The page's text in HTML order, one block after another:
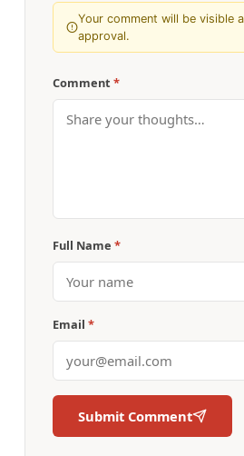
Your comment will be visible
approval.
Comment *
Full Name *
Email *
Submit Comment